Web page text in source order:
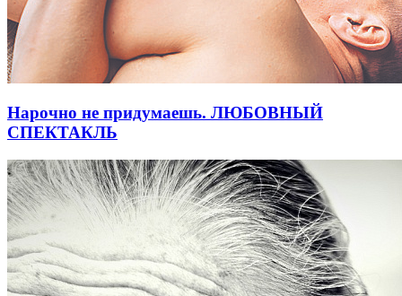
Нарочно не придумаешь. ЛЮБОВНЫЙ
СПЕКТАКЛЬ